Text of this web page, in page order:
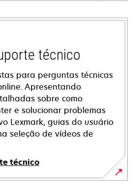
técnico
para perguntas técnicas
Apresentando
sobre como
e solucionar problemas
Lexmark, guias do usuário
seleção de vídeos de
técnico